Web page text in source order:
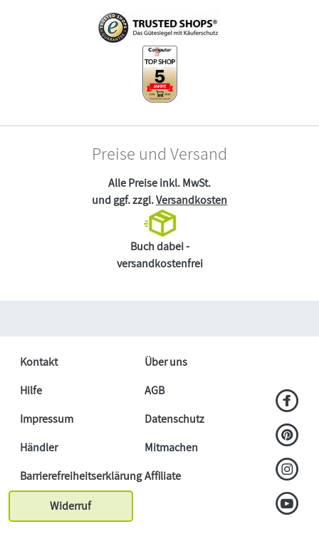
Preise und Versand
Alle Preise inkl. MwSt.
und ggf. zzgl.Versandkosten
Buch dabei -
versandkostenfrei
Kontakt
Über uns
Hilfe
AGB
Impressum
Datenschutz
Händler
Mitmachen
BarrierefreiheitserklärungAffiliate
Widerruf